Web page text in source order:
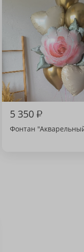
5 350₽
Фонтан